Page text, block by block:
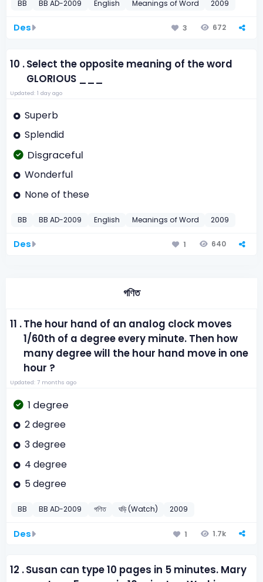
BB BB AD-2009 English Meanings of Word 2009
Des 3 672
10 .Select the opposite meaning of the word
GLORIOUS ___
Updated: 1 day ago
Superb
Splendid
Disgraceful
Wonderful
None of these
BB BB AD-2009 English Meanings of Word 2009
Des 1 640
গণিত
11 .The hour hand of an analog clock moves
1/60th of a degree every minute. Then how
many degree will the hour hand move in one
hour ?
Updated: 7 months ago
1 degree
2 degree
3 degree
4 degree
5 degree
BB BB AD-2009 গণিত ঘড়ি (Watch) 2009
Des 1 1.7k
12 .Susan can type 10 pages in 5 minutes. Mary